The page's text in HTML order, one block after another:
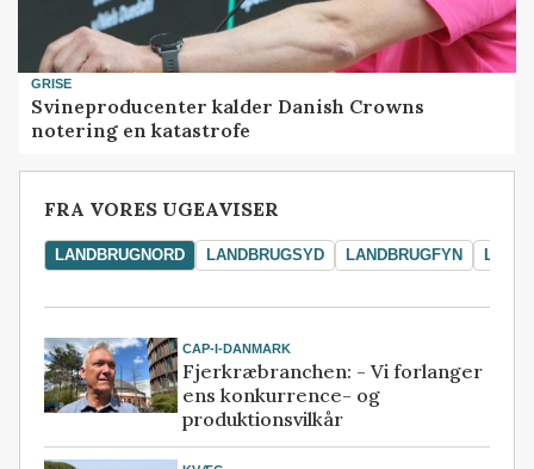
GRISE
Svineproducenter kalder Danish Crowns
notering en katastrofe
FRA VORES UGEAVISER
LANDBRUGNORD LANDBRUGSYD LANDBRUGFYN
CAP-I-DANMARK
Fjerkræbranchen: - Vi forlanger
ens konkurrence- og
produktionsvilkår